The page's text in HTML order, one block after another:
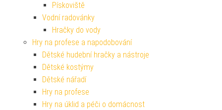
Pískoviště
Vodní radovánky
Hračky do vody
Hry na profese a napodobování
Dětské hudební hračky a nástroje
Dětské kostýmy
Dětské nářadí
Hry na profese
Hry na úklid a péči o domácnost